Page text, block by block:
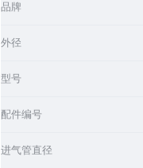
品牌
外径
型号
配件编号
进气管直径